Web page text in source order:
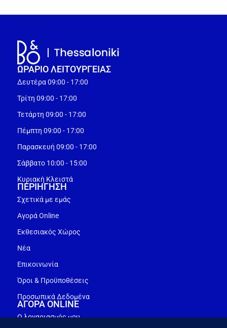
ΩΡΑΡΙΟ ΛΕΙΤΟΥΡΓEΙΑΣ
Δευτέρα 09:00 - 17:00
Τρίτη 09:00 - 17:00
Τετάρτη 09:00 - 17:00
Πέμπτη 09:00 - 17:00
Παρασκευή 09:00 - 17:00
Σάββατο 10:00 - 15:00
Κυριακή Κλειστά
ΠΕΡΙΗΓΗΣΗ
Σχετικά με εμάς
Αγορά Online
Εκθεσιακός Χώρος
Νέα
Επικοινωνία
Όροι & Προϋποθέσεις
Προσωπικά Δεδομένα
ΑΓΟΡΑ ONLINE
Ο λογαριασμός μου